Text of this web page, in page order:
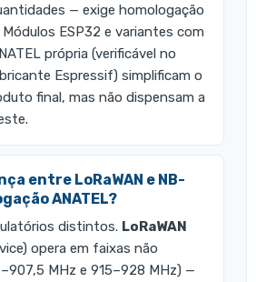
— exige homologação
Módulos ESP32 e variantes com
própria (verificável no
Espressif) simplificam o
final, mas não dispensam a
entre LoRaWAN e NB-
ANATEL?
distintos. LoRaWAN
opera em faixas não
MHz e 915–928 MHz) —